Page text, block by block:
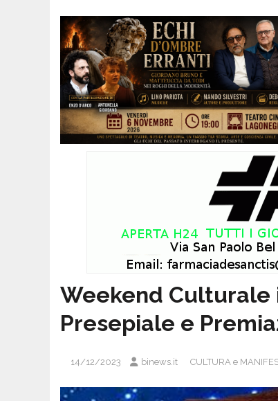
Weekend Culturale
Presepiale e
14/12/2023 binews.it CULTURA e